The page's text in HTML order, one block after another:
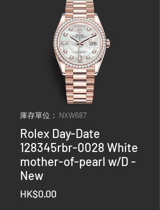
庫存單位： NXW687
Rolex Day-Date
128345rbr-0028 White
mother-of-pearl w/D -
New
HK$0.00